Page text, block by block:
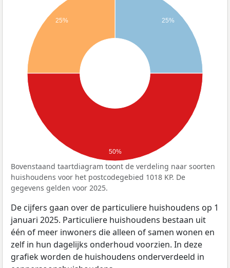
25%
25%
50%
Bovenstaand taartdiagram toont de verdeling naar soorten
huishoudens voor het postcodegebied 1018 KP. De
gegevens gelden voor 2025.
De cijfers gaan over de particuliere huishoudens op 1
januari 2025. Particuliere huishoudens bestaan uit
één of meer inwoners die alleen of samen wonen en
zelf in hun dagelijks onderhoud voorzien. In deze
grafiek worden de huishoudens onderverdeeld in